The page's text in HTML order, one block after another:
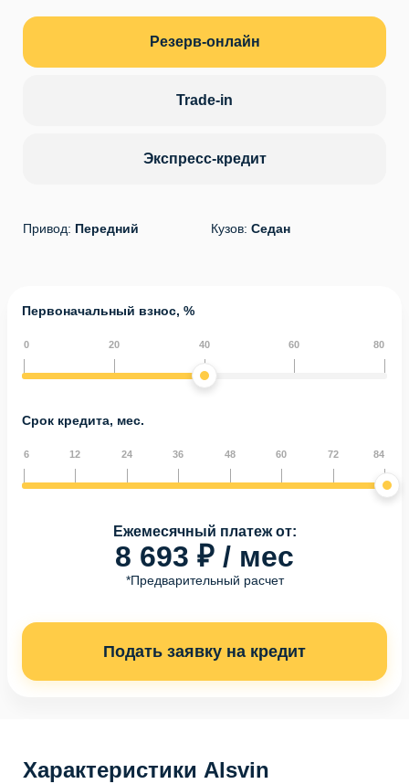
Резерв-онлайн
Trade-in
Экспресс-кредит
Привод: Передний Кузов: Седан
Первоначальный взнос, %
0 20 40 60 80
Срок кредита, мес.
6 12 24 36 48 60 72 84
Ежемесячный платеж от:
8 693 ₽ / мес
*Предварительный расчет
Подать заявку на кредит
Характеристики Alsvin